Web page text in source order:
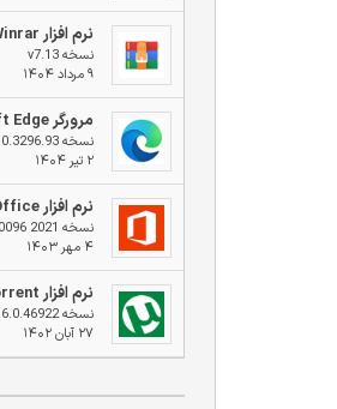
نرم افزار Winrar
نسخه v7.13
۹ مرداد ۱۴۰۴
مرورگر Microsoft Edge
نسخه v137.0.3296.93
۲ تیر ۱۴۰۴
نرم افزار Microsoft Office
نسخه 2021 VL v2409 Build 18025.20096
۴ مهر ۱۴۰۳
نرم افزار uTorrent
نسخه v3.6.0.46922
۲۷ آبان ۱۴۰۲